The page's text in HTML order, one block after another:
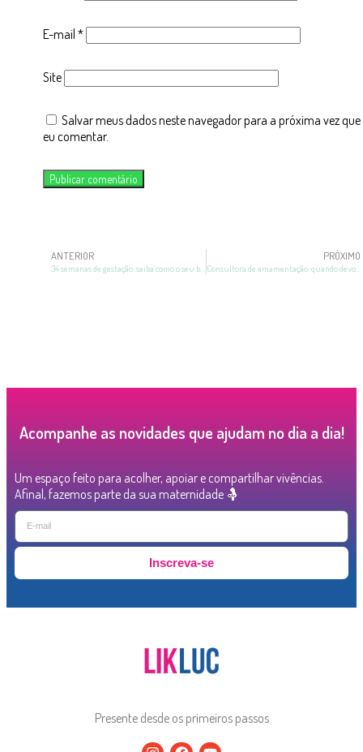
E-mail *
Site
Salvar meus dados neste navegador para a próxima vez que
eu comentar.
ANTERIOR PRÓXIMO
Consultora de amamentação: quando devo contratar um profissional?
Acompanhe as novidades que ajudam no dia a dia!
Um espaço feito para acolher, apoiar e compartilhar vivências.
Afinal, fazemos parte da sua maternidade 🤱
Inscreva-se
Presente desde os primeiros passos